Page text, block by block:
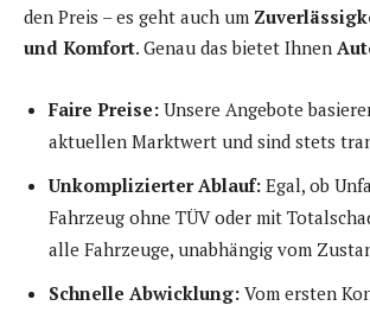
den Preis – es geht auch um
und Komfort. Genau das bietet Ihnen
Faire Preise: Unsere Angebote
aktuellen Marktwert und sind stets
Unkomplizierter Ablauf: Egal, ob
Fahrzeug ohne TÜV oder mit
alle Fahrzeuge, unabhängig vom
Schnelle Abwicklung: Vom ersten